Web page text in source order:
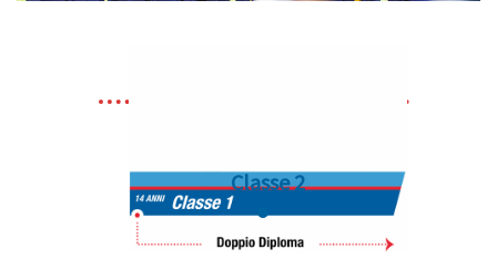
Classe 2